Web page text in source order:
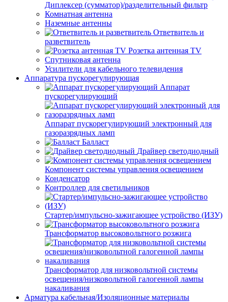
Диплексер (сумматор)/разделительный фильтр
Комнатная антенна
Наземные антенны
Ответвитель и
разветвитель
Розетка антенная TV
Спутниковая антенна
Усилители для кабельного телевидения
Аппаратура пускорегулирующая
Аппарат
пускорегулирующий
Аппарат пускорегулирующий электронный для
газоразрядных ламп
Балласт
Драйвер светодиодный
Компонент системы управления освещением
Конденсатор
Контроллер для светильников
Стартер/импульсно-зажигающее устройство (ИЗУ)
Трансформатор высоковольтного розжига
Трансформатор для низковольтной системы
освещения/низковольтной галогенной лампы
накаливания
Арматура кабельная/Изоляционные материалы